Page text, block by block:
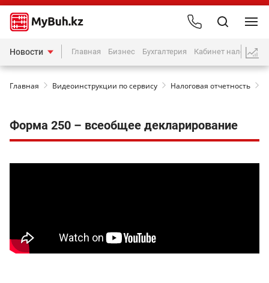
Новости Главная Бизнес Бухгалтерия Кабинет
Главная Видеоинструкции по сервису Налоговая отчетность
Форма 250 – всеобщее декларирование